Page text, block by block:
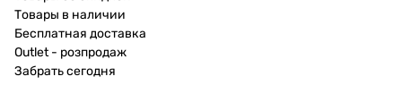
Товары в наличии
Бесплатная доставка
Outlet - розпродаж
Забрать сегодня